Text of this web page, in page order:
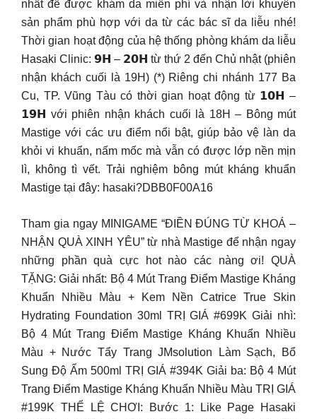
nhất để được khám da miễn phí và nhận lời khuyên
sản phẩm phù hợp với da từ các bác sĩ da liễu nhé!
Thời gian hoạt động của hệ thống phòng khám da liễu
Hasaki Clinic: 𝟵𝗛 – 𝟮𝟬𝗛 từ thứ 2 đến Chủ nhật (phiên
nhận khách cuối là 19H) (*) Riêng chi nhánh 177 Ba
Cu, TP. Vũng Tàu có thời gian hoạt động từ 𝟭𝟬𝗛 –
𝟭𝟵𝗛 với phiên nhận khách cuối là 18H – Bông mút
Mastige với các ưu điểm nổi bật, giúp bảo vệ làn da
khỏi vi khuẩn, nấm mốc mà vẫn có được lớp nền mịn
lì, không tì vết. Trải nghiệm bông mút kháng khuẩn
Mastige tại đây: hasaki?DBB0F00A16
Tham gia ngay MINIGAME “ĐIỀN ĐÚNG TỪ KHOÁ –
NHẬN QUÀ XINH YÊU” từ nhà Mastige để nhận ngay
những phần quà cực hot nào các nàng ơi! QUÀ
TẶNG: Giải nhất: Bộ 4 Mút Trang Điểm Mastige Kháng
Khuẩn Nhiều Màu + Kem Nền Catrice True Skin
Hydrating Foundation 30ml TRỊ GIÁ #699K Giải nhì:
Bộ 4 Mút Trang Điểm Mastige Kháng Khuẩn Nhiều
Màu + Nước Tẩy Trang JMsolution Làm Sạch, Bổ
Sung Độ Ẩm 500ml TRỊ GIÁ #394K Giải ba: Bộ 4 Mút
Trang Điểm Mastige Kháng Khuẩn Nhiều Màu TRỊ GIÁ
#199K THỂ LỆ CHƠI: Bước 1: Like Page Hasaki